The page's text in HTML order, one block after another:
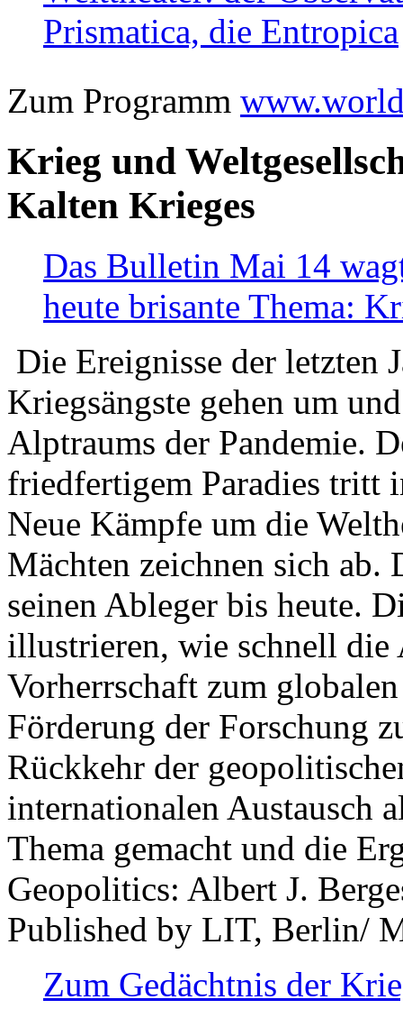
Prismatica, die Entropica
Zum Programm
Krieg und
Kalten Krieges
Das Bulletin Mai 14
heute brisante Thema:
Die Ereignisse der letzten
Kriegsängste gehen um
Alptraums der Pandemie.
friedfertigem Paradies tritt
Neue Kämpfe um die
Mächten zeichnen sich
seinen Ableger bis heute.
illustrieren, wie schnell die
Vorherrschaft zum
Förderung der Forschung
Rückkehr der
internationalen Austausch
Thema gemacht und die
Geopolitics: Albert J.
Published by LIT, Berlin/
Zum Gedächtnis der